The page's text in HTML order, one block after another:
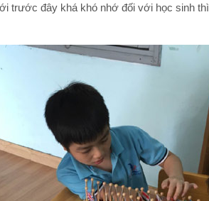
trước đây khá khó nhớ đối với học sinh